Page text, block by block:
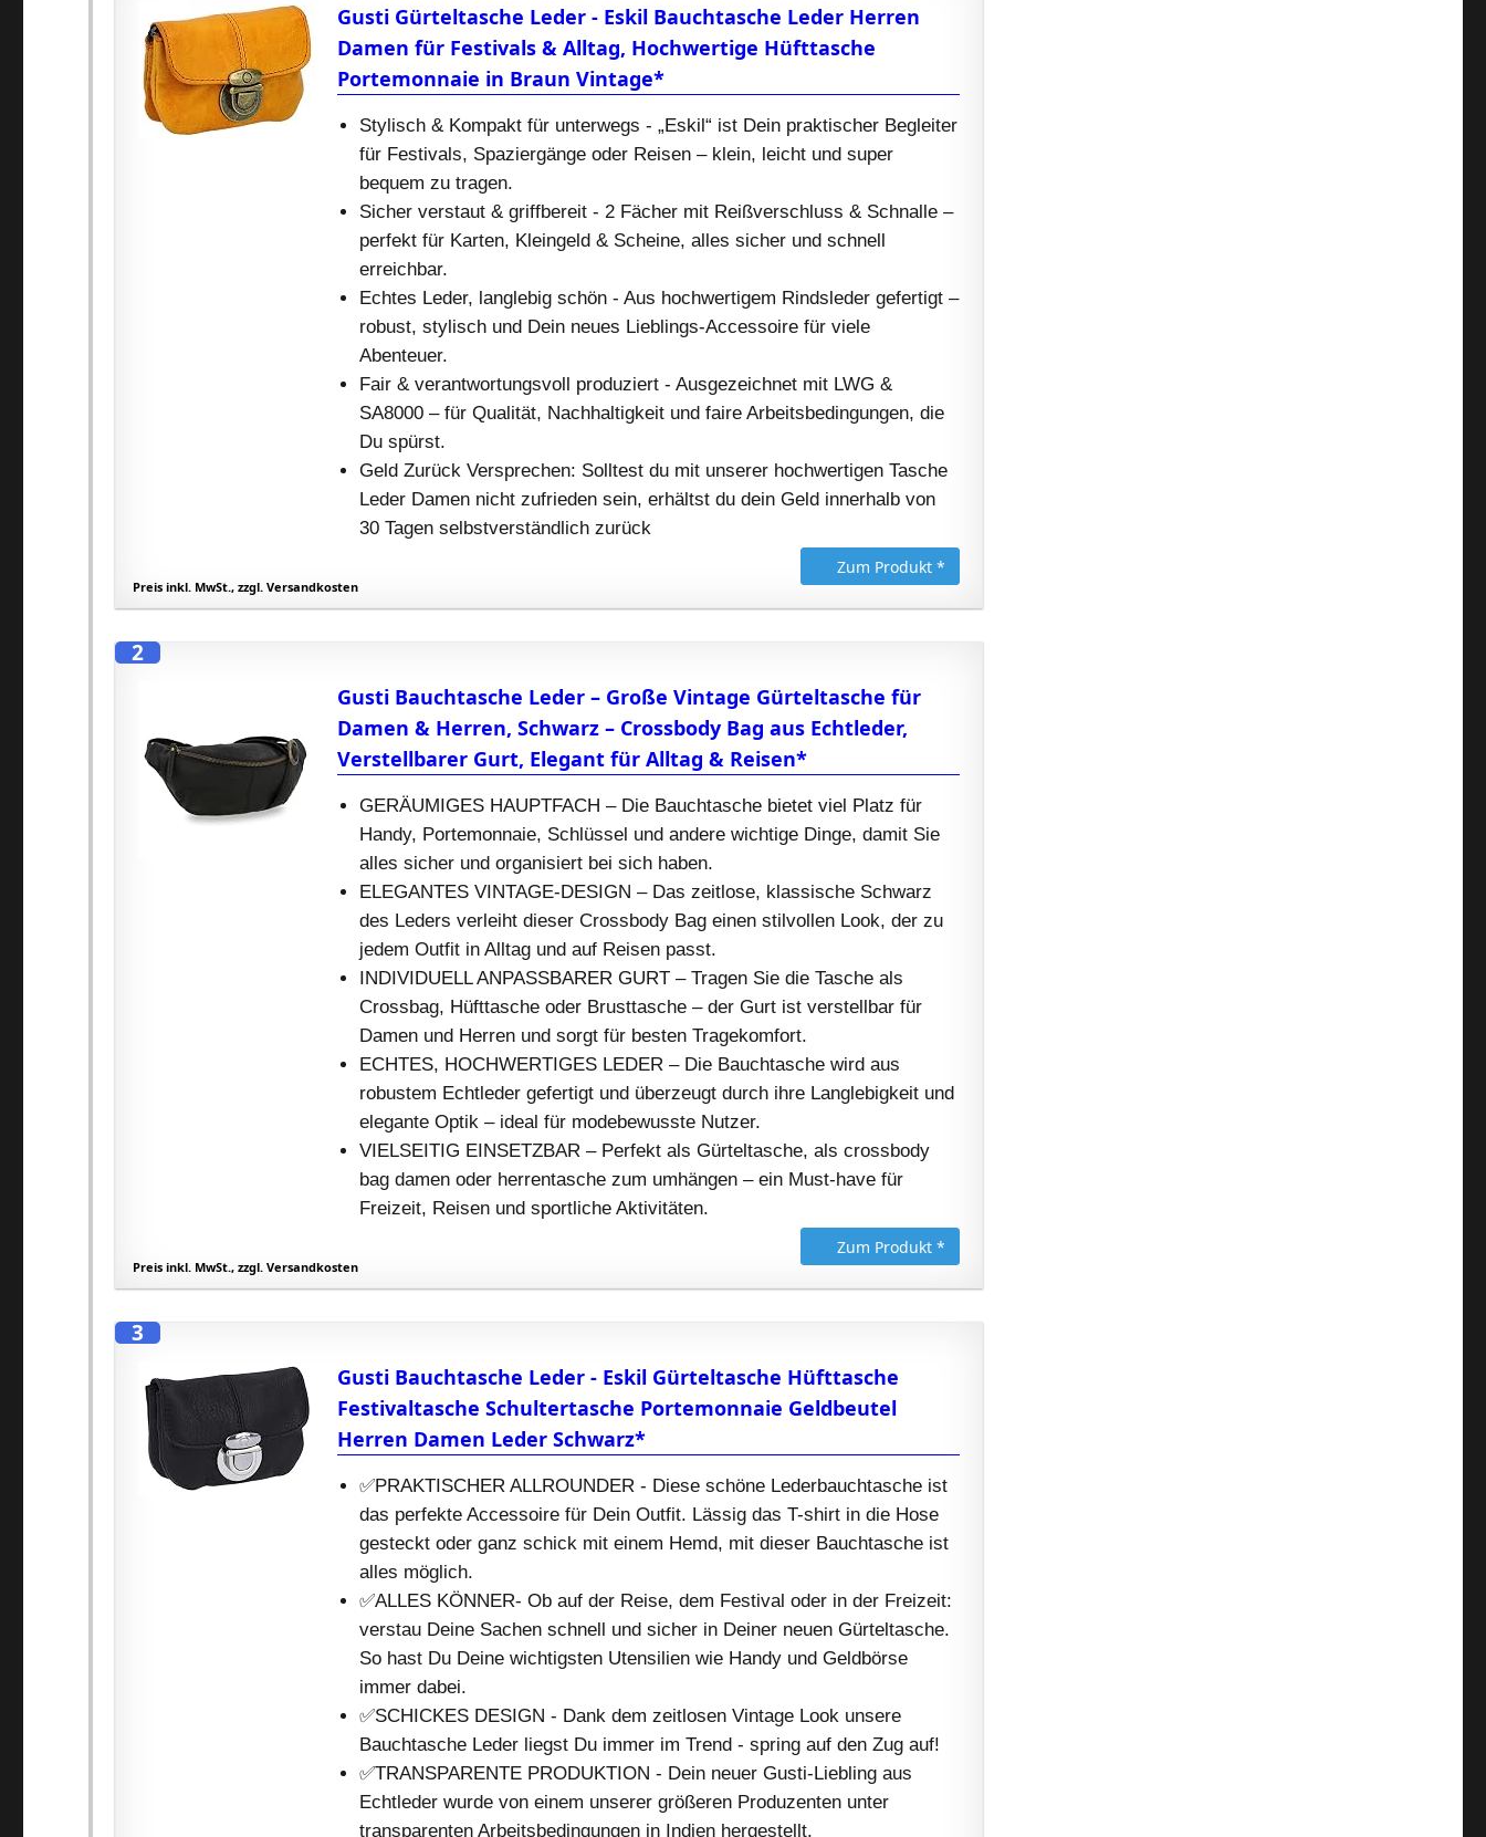
Gusti Gürteltasche Leder - Eskil Bauchtasche Leder Herren
Damen für Festivals & Alltag, Hochwertige Hüfttasche
Portemonnaie in Braun Vintage*
Stylisch & Kompakt für unterwegs - „Eskil“ ist Dein praktischer Begleiter
für Festivals, Spaziergänge oder Reisen – klein, leicht und super
bequem zu tragen.
Sicher verstaut & griffbereit - 2 Fächer mit Reißverschluss & Schnalle –
perfekt für Karten, Kleingeld & Scheine, alles sicher und schnell
erreichbar.
Echtes Leder, langlebig schön - Aus hochwertigem Rindsleder gefertigt –
robust, stylisch und Dein neues Lieblings-Accessoire für viele
Abenteuer.
Fair & verantwortungsvoll produziert - Ausgezeichnet mit LWG &
SA8000 – für Qualität, Nachhaltigkeit und faire Arbeitsbedingungen, die
Du spürst.
Geld Zurück Versprechen: Solltest du mit unserer hochwertigen Tasche
Leder Damen nicht zufrieden sein, erhältst du dein Geld innerhalb von
30 Tagen selbstverständlich zurück
Zum Produkt *
Preis inkl. MwSt., zzgl. Versandkosten
2
Gusti Bauchtasche Leder – Große Vintage Gürteltasche für
Damen & Herren, Schwarz – Crossbody Bag aus Echtleder,
Verstellbarer Gurt, Elegant für Alltag & Reisen*
GERÄUMIGES HAUPTFACH – Die Bauchtasche bietet viel Platz für
Handy, Portemonnaie, Schlüssel und andere wichtige Dinge, damit Sie
alles sicher und organisiert bei sich haben.
ELEGANTES VINTAGE-DESIGN – Das zeitlose, klassische Schwarz
des Leders verleiht dieser Crossbody Bag einen stilvollen Look, der zu
jedem Outfit in Alltag und auf Reisen passt.
INDIVIDUELL ANPASSBARER GURT – Tragen Sie die Tasche als
Crossbag, Hüfttasche oder Brusttasche – der Gurt ist verstellbar für
Damen und Herren und sorgt für besten Tragekomfort.
ECHTES, HOCHWERTIGES LEDER – Die Bauchtasche wird aus
robustem Echtleder gefertigt und überzeugt durch ihre Langlebigkeit und
elegante Optik – ideal für modebewusste Nutzer.
VIELSEITIG EINSETZBAR – Perfekt als Gürteltasche, als crossbody
bag damen oder herrentasche zum umhängen – ein Must-have für
Freizeit, Reisen und sportliche Aktivitäten.
Zum Produkt *
Preis inkl. MwSt., zzgl. Versandkosten
3
Gusti Bauchtasche Leder - Eskil Gürteltasche Hüfttasche
Festivaltasche Schultertasche Portemonnaie Geldbeutel
Herren Damen Leder Schwarz*
✅PRAKTISCHER ALLROUNDER - Diese schöne Lederbauchtasche ist
das perfekte Accessoire für Dein Outfit. Lässig das T-shirt in die Hose
gesteckt oder ganz schick mit einem Hemd, mit dieser Bauchtasche ist
alles möglich.
✅ALLES KÖNNER- Ob auf der Reise, dem Festival oder in der Freizeit:
verstau Deine Sachen schnell und sicher in Deiner neuen Gürteltasche.
So hast Du Deine wichtigsten Utensilien wie Handy und Geldbörse
immer dabei.
✅SCHICKES DESIGN - Dank dem zeitlosen Vintage Look unsere
Bauchtasche Leder liegst Du immer im Trend - spring auf den Zug auf!
✅TRANSPARENTE PRODUKTION - Dein neuer Gusti-Liebling aus
Echtleder wurde von einem unserer größeren Produzenten unter
transparenten Arbeitsbedingungen in Indien hergestellt.